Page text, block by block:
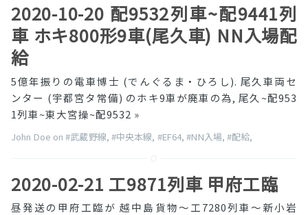
2020-10-20 配9532列車~配9441列
車 ホキ800形9車(尾久車) NN入場配
給
5億年振りの電車博士 (でんぐるま・ひろし). 尾久車両セ
ンター (宇都宮タ常備) のホキ9車が廃車の為, 尾久~配953
1列車~東大宮操~配9532 »
John Doe on#武蔵野線, #中央本線, #EF64,#NN入場,#配給,
2020-02-21 工9871列車 甲府工臨
昼発送の甲府工臨が 越中島貨物〜工7280列車〜新小岩